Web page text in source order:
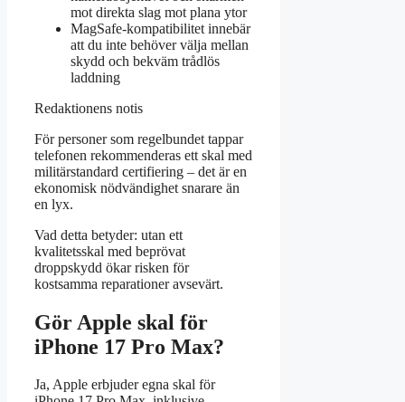
mot direkta slag mot plana ytor
MagSafe-kompatibilitet innebär
att du inte behöver välja mellan
skydd och bekväm trådlös
laddning
Redaktionens notis
För personer som regelbundet tappar
telefonen rekommenderas ett skal med
militärstandard certifiering – det är en
ekonomisk nödvändighet snarare än
en lyx.
Vad detta betyder: utan ett
kvalitetsskal med beprövat
droppskydd ökar risken för
kostsamma reparationer avsevärt.
Gör Apple skal för
iPhone 17 Pro Max?
Ja, Apple erbjuder egna skal för